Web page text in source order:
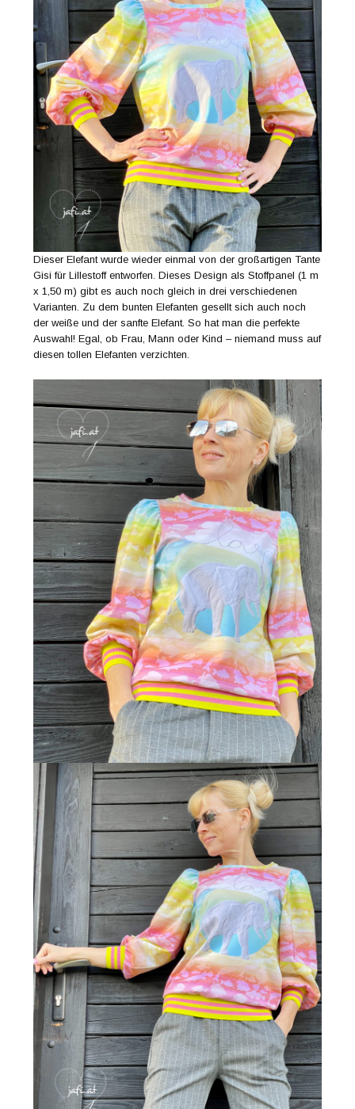
Dieser Elefant wurde wieder einmal von der großartigen Tante
Gisi für Lillestoff entworfen. Dieses Design als Stoffpanel (1 m
x 1,50 m) gibt es auch noch gleich in drei verschiedenen
Varianten. Zu dem bunten Elefanten gesellt sich auch noch
der weiße und der sanfte Elefant. So hat man die perfekte
Auswahl! Egal, ob Frau, Mann oder Kind – niemand muss auf
diesen tollen Elefanten verzichten.